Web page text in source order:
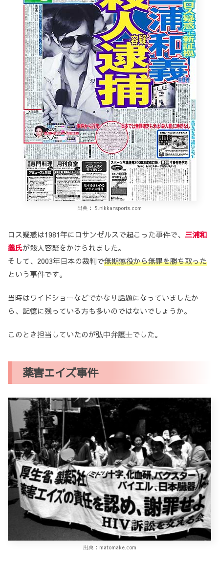
出典： 5.nikkansports.com
ロス疑惑は1981年にロサンゼルスで起こった事件で、 三浦和
義氏が殺人容疑をかけられました。
そして、2003年日本の裁判で無期懲役から無罪を勝ち取った
という事件です。
当時はワイドショーなどでかなり話題になっていましたか
ら、記憶に残っている方も多いのではないでしょうか。
このとき担当していたのが弘中弁護士でした。
薬害エイズ事件
出典：matomake.com